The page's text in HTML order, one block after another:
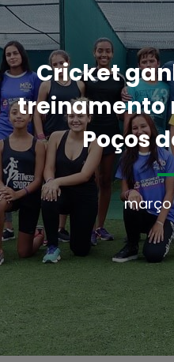
Cricket
treinamento
Poços
março